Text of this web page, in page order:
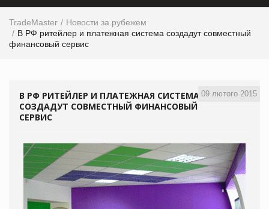
TradeMaster
Новости за рубежем
В РФ ритейлер и платежная система создадут совместный
финансовый сервис
09 лютого 2015
В РФ РИТЕЙЛЕР И ПЛАТЕЖНАЯ СИСТЕМА
СОЗДАДУТ СОВМЕСТНЫЙ ФИНАНСОВЫЙ
СЕРВИС